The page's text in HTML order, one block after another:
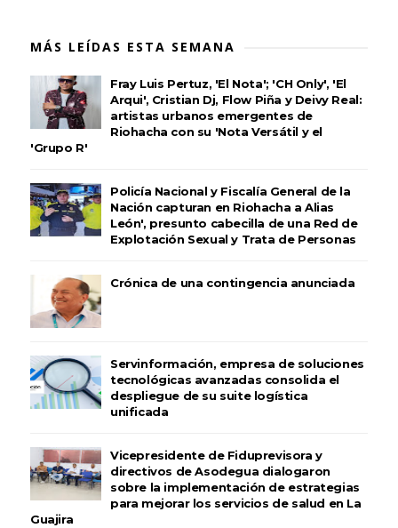
MÁS LEÍDAS ESTA SEMANA
Fray Luis Pertuz, 'El Nota'; 'CH Only', 'El
Arqui', Cristian Dj, Flow Piña y Deivy Real:
artistas urbanos emergentes de
Riohacha con su 'Nota Versátil y el
'Grupo R'
Policía Nacional y Fiscalía General de la
Nación capturan en Riohacha a Alias
León', presunto cabecilla de una Red de
Explotación Sexual y Trata de Personas
Crónica de una contingencia anunciada
Servinformación, empresa de soluciones
tecnológicas avanzadas consolida el
despliegue de su suite logística
unificada
Vicepresidente de Fiduprevisora y
directivos de Asodegua dialogaron
sobre la implementación de estrategias
para mejorar los servicios de salud en La
Guajira